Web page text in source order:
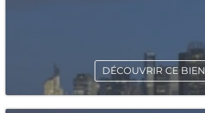
DÉCOUVRIR CE BIEN